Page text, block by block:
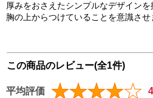
厚みをおさえたシンプルなデザインを
胸の上からつけていることを意識させ
この商品のレビュー(全1件)
平均評価